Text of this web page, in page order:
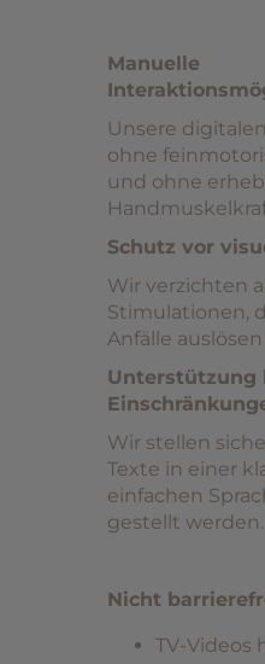
Manuelle
Unsere
ohne
und ohne
Schutz vor
Wir verzichten
Stimulationen,
Anfälle
Unterstützung
Wir stellen
Texte in einer
einfachen
gestellt werden.
Nicht
TV-Videos